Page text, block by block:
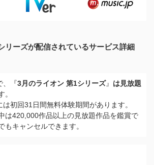
リーズが配信されているサービス詳細
、『3月のライオン 第1シリーズ』 は見放題
。
は初回31日間無料体験期間があります。
は420,000作品以上の見放題作品を鑑賞で
もキャンセルできます。